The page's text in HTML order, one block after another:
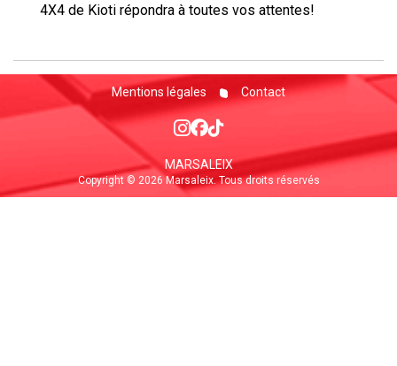
4X4 de Kioti répondra à toutes vos attentes!
Mentions légales Contact
MARSALEIX
Copyright © 2026 Marsaleix. Tous droits réservés